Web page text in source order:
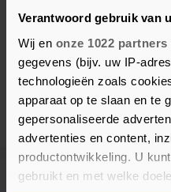
Verantwoord gebruik van
Wij en onze 1022 partners
gegevens (bijv. uw IP-
technologieën zoals
apparaat op te slaan en te
gepersonaliseerde
advertenties en content,
productontwikkeling. U
gebruikt en met welke